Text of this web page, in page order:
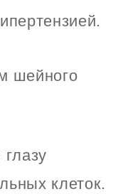
шейного
клеток.